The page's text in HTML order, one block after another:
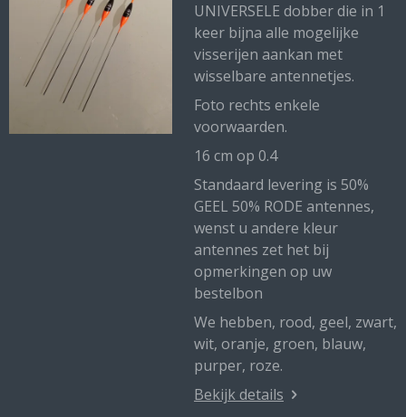
UNIVERSELE dobber die in 1
keer bijna alle mogelijke
visserijen aankan met
wisselbare antennetjes.
Foto rechts enkele
voorwaarden.
16 cm op 0.4
Standaard levering is 50%
GEEL 50% RODE antennes,
wenst u andere kleur
antennes zet het bij
opmerkingen op uw
bestelbon
We hebben, rood, geel, zwart,
wit, oranje, groen, blauw,
purper, roze.
Bekijk details